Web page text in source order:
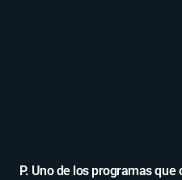
P. Uno de los programas que